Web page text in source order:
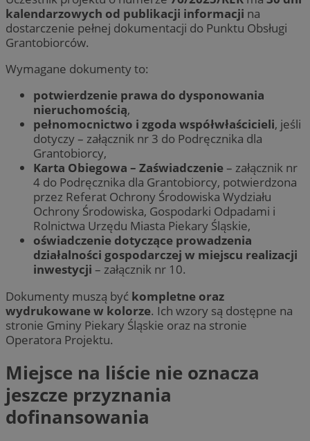
kalendarzowych od publikacji informacji na
dostarczenie pełnej dokumentacji do Punktu Obsługi
Grantobiorców.
Wymagane dokumenty to:
potwierdzenie prawa do dysponowania
nieruchomością,
pełnomocnictwo i zgoda współwłaścicieli, jeśli
dotyczy – załącznik nr 3 do Podręcznika dla
Grantobiorcy,
Karta Obiegowa – Zaświadczenie– załącznik nr
4 do Podręcznika dla Grantobiorcy, potwierdzona
przez Referat Ochrony Środowiska Wydziału
Ochrony Środowiska, Gospodarki Odpadami i
Rolnictwa Urzędu Miasta Piekary Śląskie,
oświadczenie dotyczące prowadzenia
działalności gospodarczej w miejscu realizacji
inwestycji – załącznik nr 10.
Dokumenty muszą być kompletne oraz
wydrukowane w kolorze. Ich wzory są dostępne na
stronie Gminy Piekary Śląskie oraz na stronie
Operatora Projektu.
Miejsce na liście nie oznacza
jeszcze przyznania
dofinansowania